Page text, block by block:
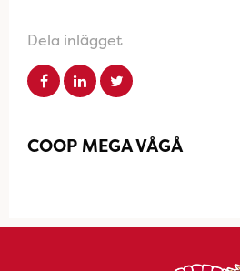
Dela inlägget
COOP MEGA VÅGÅ